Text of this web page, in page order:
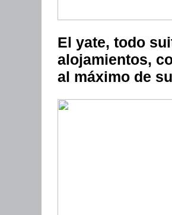
El yate, todo
alojamientos,
al máximo de